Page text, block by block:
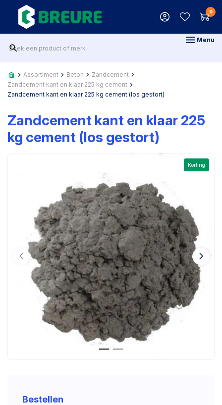
0
Menu
Assortiment Beton
Zandcement
Zandcement kant en klaar 225 kg cement
Zandcement kant en klaar 225 kg cement (los gestort)
Zandcement kant en klaar 225
kg cement (los gestort)
Korting
Bestellen